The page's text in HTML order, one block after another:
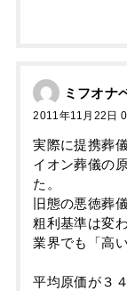
ミフオナ
2011年11月22日
実際に提携葬
イオン葬儀の
た。
旧態の悪徳葬
粗利基準は変
業界でも「高
平均原価が３